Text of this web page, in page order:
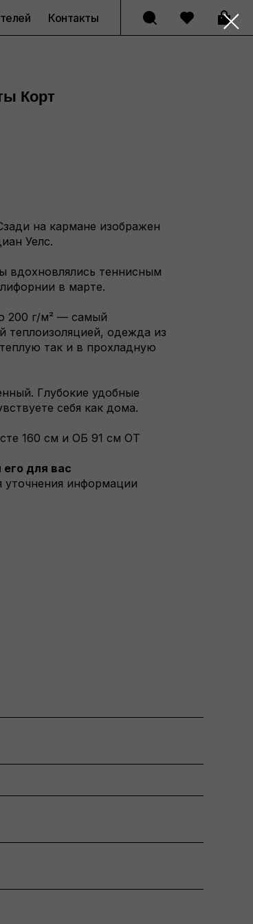
Контакты
Корт
на кармане изображен
Уелс.
вдохновлялись теннисным
в марте.
200 г/м² — самый
теплоизоляцией, одежда из
так и в прохладную
Глубокие удобные
себя как дома.
160 см и ОБ 91 см ОТ
для вас
уточнения информации